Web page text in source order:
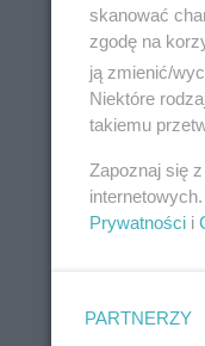
skanować
zgodę na
ją zmienić/
Niektóre
takiemu
Zapoznaj się
Prywatności i
PARTNERZY